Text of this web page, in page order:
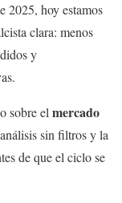
2025, hoy estamos
clara: menos
y
sobre el mercado
sin filtros y la
de que el ciclo se